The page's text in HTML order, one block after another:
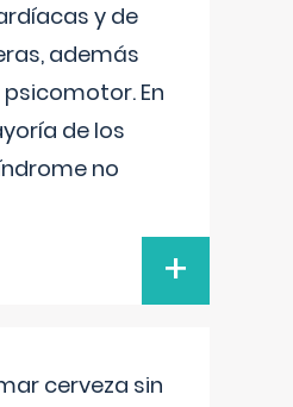
y de
además
En
de los
no
+
cerveza sin